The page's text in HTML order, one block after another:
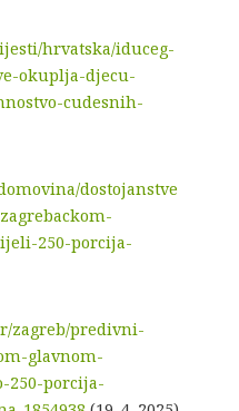
hrvatska/iduceg-
okuplja-djecu-
cudesnih-
dostojanstve
250-porcija-
zagreb/predivni-
glavnom-
250-porcija-